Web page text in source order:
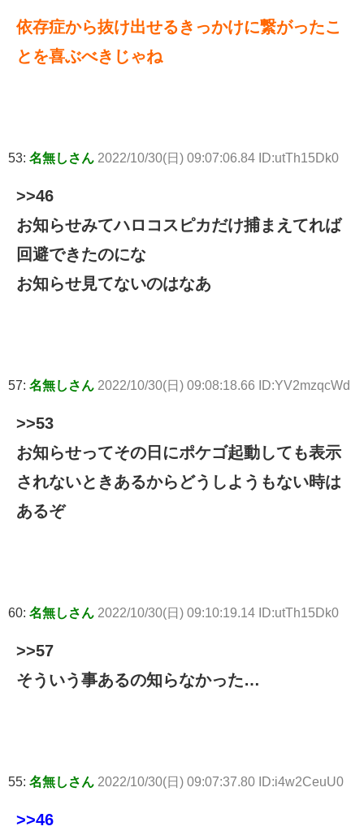
依存症から抜け出せるきっかけに繋がったこ
とを喜ぶべきじゃね
53: 名無しさん 2022/10/30(日) 09:07:06.84 ID:utTh15Dk0
>>46
お知らせみてハロコスピカだけ捕まえてれば
回避できたのにな
お知らせ見てないのはなあ
57: 名無しさん 2022/10/30(日) 09:08:18.66 ID:YV2mzqcWd
>>53
お知らせってその日にポケゴ起動しても表示
されないときあるからどうしようもない時は
あるぞ
60: 名無しさん 2022/10/30(日) 09:10:19.14 ID:utTh15Dk0
>>57
そういう事あるの知らなかった…
55: 名無しさん 2022/10/30(日) 09:07:37.80 ID:i4w2CeuU0
>>46